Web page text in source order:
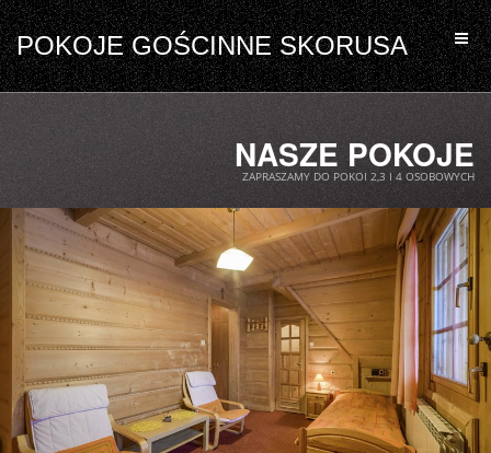
POKOJE GOŚCINNE SKORUSA
NASZE POKOJE
ZAPRASZAMY DO POKOI 2,3 I 4 OSOBOWYCH